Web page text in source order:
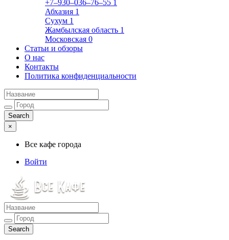
+7‒930‒036‒76‒55 1
Абхазия 1
Сухум 1
Жамбылская область 1
Московская 0
Статьи и обзоры
О нас
Контакты
Политика конфиденциальности
×
Все кафе города
Войти
Все кафе города
Каталог хороших кафе